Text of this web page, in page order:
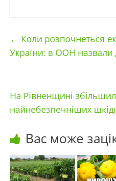
← Коли розпочнеться
України: в ООН назвали
На Рівненщині
найнебезпечніших
Вас може